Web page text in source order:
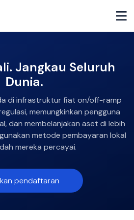
Jangkau Seluruh
Dunia.
di infrastruktur fiat on/off-ramp
memungkinkan pengguna
dan membelanjakan aset di lebih
metode pembayaran lokal
mereka percayai.
pendaftaran